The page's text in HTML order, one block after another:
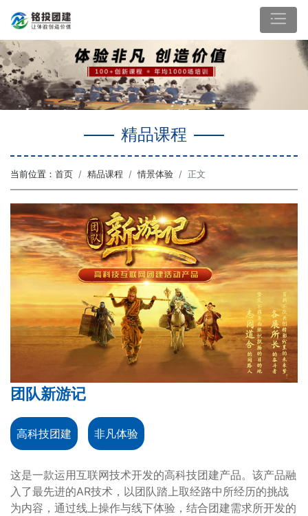
精品课程
当前位置： 首页 精品课程 情景体验 正文
团队新游记
高科技团建 非凡体验
这是一款运用互联网技术开发的高科技团建产品。该产品融
入了最先进的AR技术，以团队踏上取经路中所经历的挑战
为内容，通过线上操作与线下体验，结合团建需求所开发的